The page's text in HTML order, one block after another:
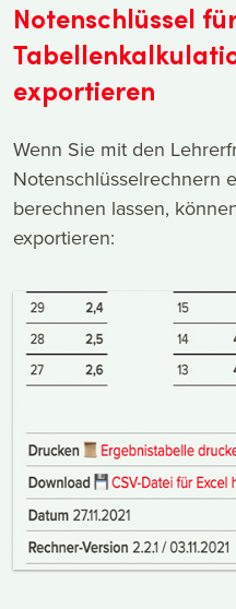
Notenschlüssel
exportieren
Wenn Sie mit den
Notenschlüsselrechnern
berechnen lassen,
exportieren: